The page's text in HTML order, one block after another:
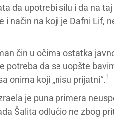
da upotrebi silu i da na taj
i način na koji je Dafni Lif,
čin u očima ostatka
potreba da se uopšte
onima koji „nisu prijatni“.1
je puna primera
Šalita odlučio ne zbog